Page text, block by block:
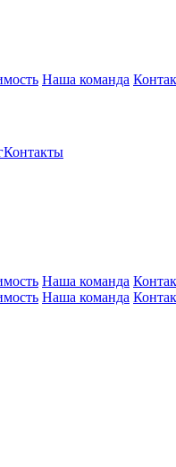
Наша команда
Контакты
Наша команда
Наша команда